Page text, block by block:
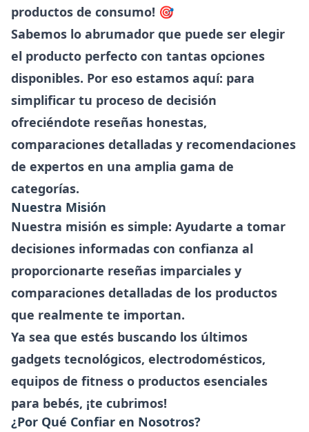
productos de consumo! 🎯
Sabemos lo abrumador que puede ser elegir
el producto perfecto con tantas opciones
disponibles. Por eso estamos aquí: para
simplificar tu proceso de decisión
ofreciéndote reseñas honestas,
comparaciones detalladas y recomendaciones
de expertos en una amplia gama de
categorías.
Nuestra Misión
Nuestra misión es simple: Ayudarte a tomar
decisiones informadas con confianza al
proporcionarte reseñas imparciales y
comparaciones detalladas de los productos
que realmente te importan.
Ya sea que estés buscando los últimos
gadgets tecnológicos, electrodomésticos,
equipos de fitness o productos esenciales
para bebés, ¡te cubrimos!
¿Por Qué Confiar en Nosotros?